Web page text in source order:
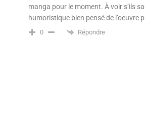
manga pour le moment. À voir s’ils
humoristique bien pensé de l’oeuvre
0 Répondre